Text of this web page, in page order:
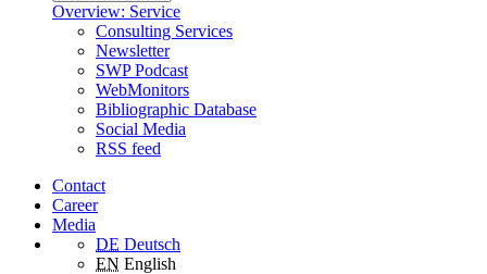
Overview: Service
Consulting Services
Newsletter
SWP Podcast
WebMonitors
Bibliographic Database
Social Media
RSS feed
Contact
Career
Media
DE Deutsch
EN English